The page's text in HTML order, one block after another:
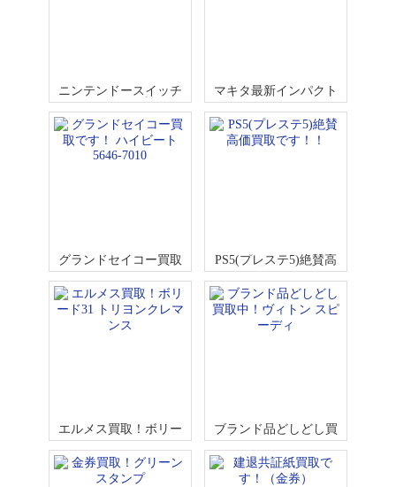
ニンテンドースイッチ
マリオレッドxブルー買
取です！
マキタ最新インパクト
買取です！TD172DRGX
グランドセイコー買取
です！ ハイビート5646-
7010
PS5(プレステ5)絶賛高
価買取です！！
エルメス買取！ボリー
ド31 トリヨンクレマン
ス
ブランド品どしどし買
取中！ヴィトン スピー
ディ